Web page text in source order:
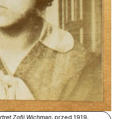
Zofii Wichman, przed 1919,